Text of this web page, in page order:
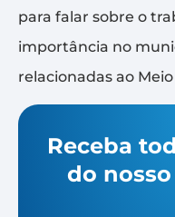
para falar sobre o
importância no
relacionadas ao
Receba
do